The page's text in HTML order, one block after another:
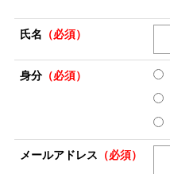
氏名 （必須）
身分（必須）
メールアドレス （必須）